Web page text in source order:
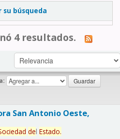
su búsqueda
4 resultados.
San Antonio Oeste,
del Estado.